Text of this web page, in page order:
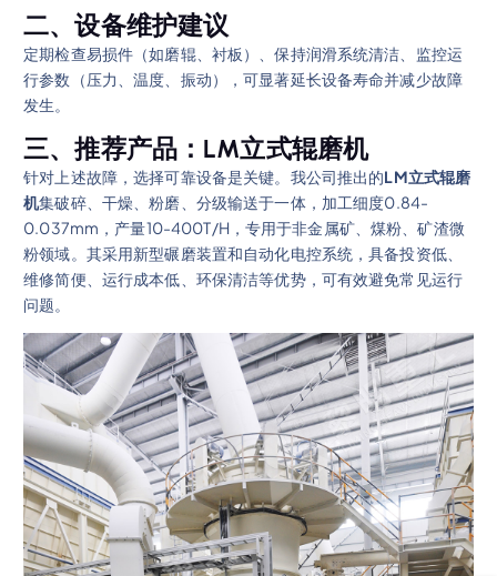
二、设备维护建议
定期检查易损件（如磨辊、衬板）、保持润滑系统清洁、监控运
行参数（压力、温度、振动），可显著延长设备寿命并减少故障
发生。
三、推荐产品：LM立式辊磨机
针对上述故障，选择可靠设备是关键。我公司推出的LM立式辊磨
机集破碎、干燥、粉磨、分级输送于一体，加工细度0.84-
0.037mm，产量10-400T/H，专用于非金属矿、煤粉、矿渣微
粉领域。其采用新型碾磨装置和自动化电控系统，具备投资低、
维修简便、运行成本低、环保清洁等优势，可有效避免常见运行
问题。